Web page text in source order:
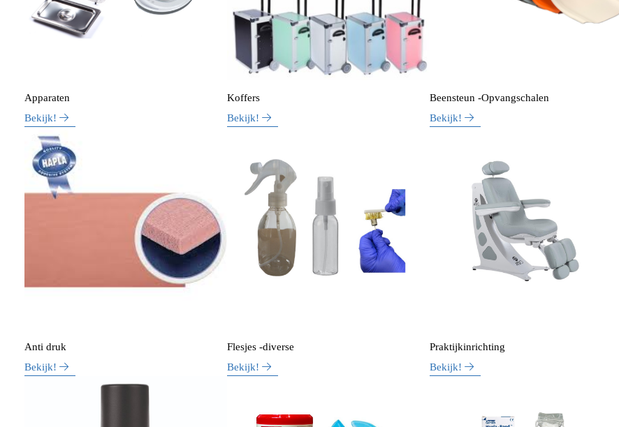
Apparaten
Bekijk!
Koffers
Bekijk!
Beensteun -Opvangschalen
Bekijk!
Anti druk
Bekijk!
Flesjes -diverse
Bekijk!
Praktijkinrichting
Bekijk!